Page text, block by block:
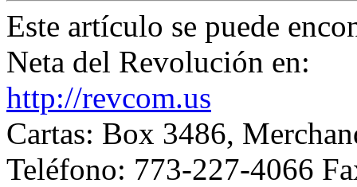
Este artículo se puede
Neta del Revolución en:
http://revcom.us
Cartas: Box 3486,
Teléfono: 773-227-4066